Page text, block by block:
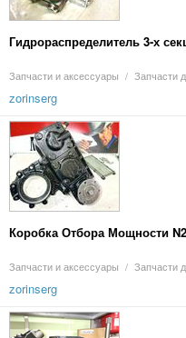
Гидрораспределитель 3-х
Запчасти и аксессуары / Запчасти
zorinserg
Коробка Отбора Мощности
Запчасти и аксессуары / Запчасти
zorinserg